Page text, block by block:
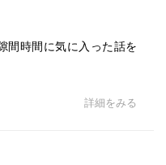
間時間に気に入った話を
詳細をみる